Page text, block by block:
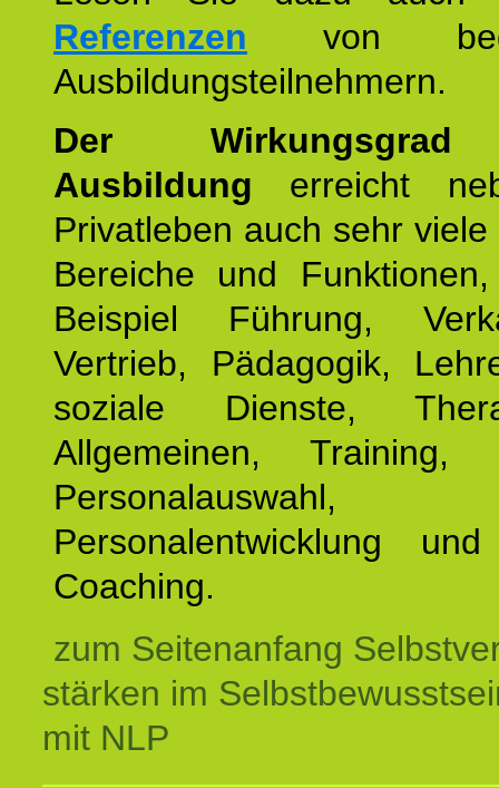
Referenzen von
Ausbildungsteilnehmern.
Der
Ausbildung erreicht
Privatleben auch sehr
Bereiche und
Beispiel Führung,
Vertrieb, Pädagogik,
soziale Dienste,
Allgemeinen, Training,
Personalauswahl,
Personalentwicklung
Coaching.
zum Seitenanfang
stärken im
mit NLP